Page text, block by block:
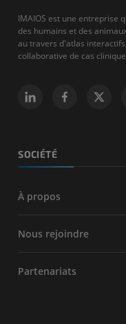
IMAIOS est une entreprise
des humains et des
au travers d'atlas
collaborative de cas
SOCIÉTÉ
À propos
Nous rejoindre
Partenariats